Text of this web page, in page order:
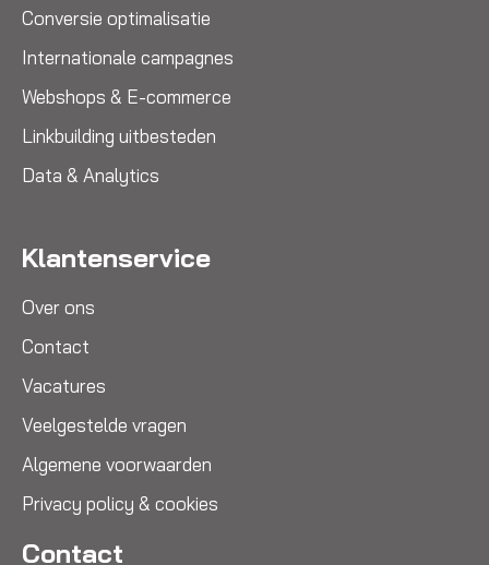
Conversie optimalisatie
Internationale campagnes
Webshops & E-commerce
Linkbuilding uitbesteden
Data & Analytics
Klantenservice
Over ons
Contact
Vacatures
Veelgestelde vragen
Algemene voorwaarden
Privacy policy & cookies
Contact